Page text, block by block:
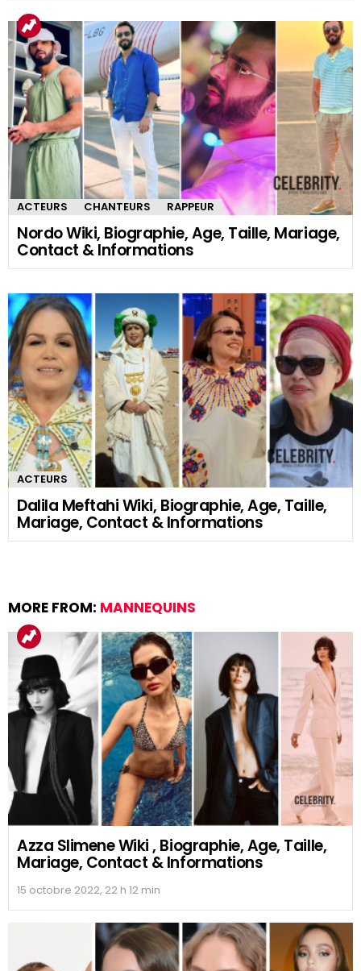
ACTEURS CHANTEURS RAPPEUR
Nordo Wiki, Biographie, Age, Taille, Mariage,
Contact & Informations
ACTEURS
Dalila Meftahi Wiki, Biographie, Age, Taille,
Mariage, Contact & Informations
MORE FROM: MANNEQUINS
Azza Slimene Wiki , Biographie, Age, Taille,
Mariage, Contact & Informations
15 octobre 2022, 22 h 12 min